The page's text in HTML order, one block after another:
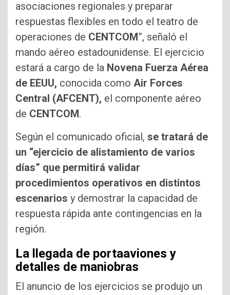
asociaciones regionales y preparar
respuestas flexibles en todo el teatro de
operaciones de CENTCOM”, señaló el
mando aéreo estadounidense. El ejercicio
estará a cargo de la Novena Fuerza Aérea
de EEUU, conocida como Air Forces
Central (AFCENT), el componente aéreo
de CENTCOM.
Según el comunicado oficial, se tratará de
un “ejercicio de alistamiento de varios
días” que permitirá validar
procedimientos operativos en distintos
escenarios y demostrar la capacidad de
respuesta rápida ante contingencias en la
región.
La llegada de portaaviones y
detalles de maniobras
El anuncio de los ejercicios se produjo un